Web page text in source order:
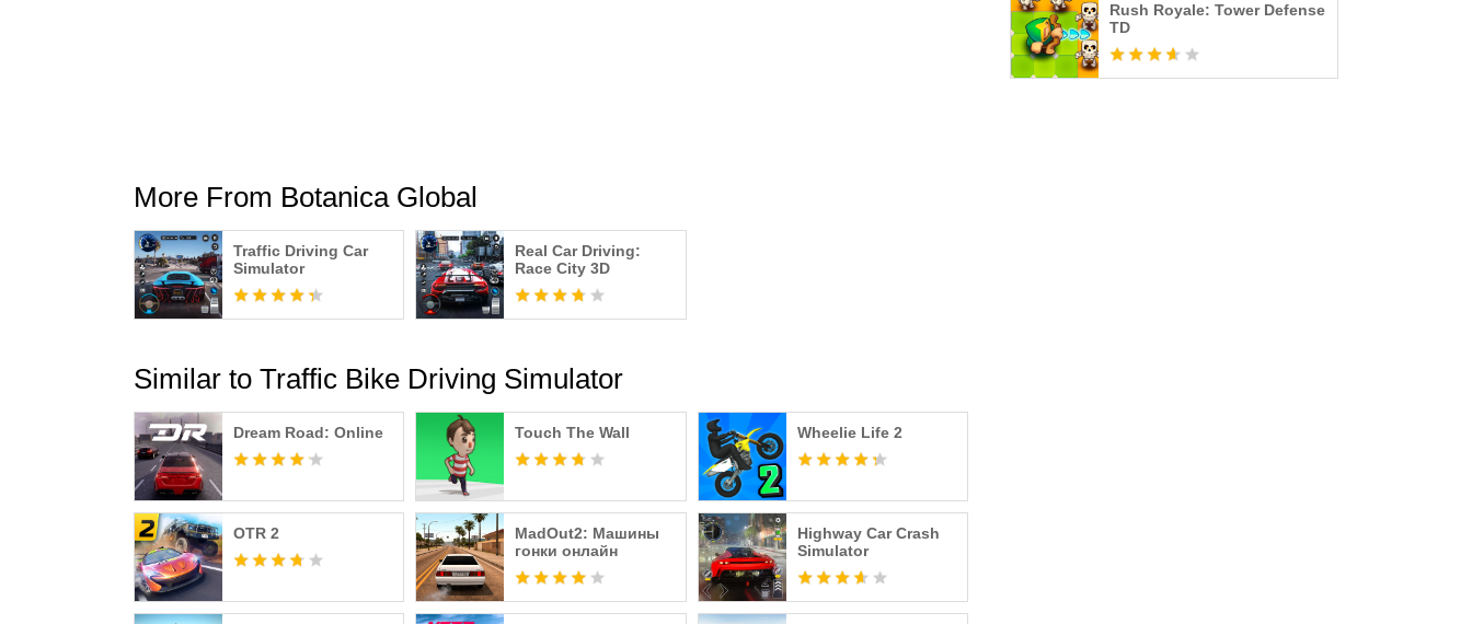
More From Botanica Global
Traffic Driving Car
Simulator
Real Car Driving:
Race City 3D
Similar to Traffic Bike Driving Simulator
Dream Road: Online Touch The Wall Wheelie Life 2
OTR 2
MadOut2: Машины
гонки онлайн
Highway Car Crash
Simulator
Rush Royale: Tower Defense
TD